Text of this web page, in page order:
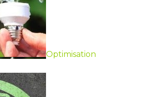
Optimisation